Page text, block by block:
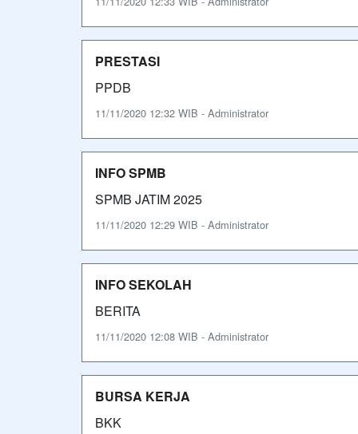
PRESTASI
PPDB
11/11/2020 12:32 WIB - Administrator
INFO SPMB
SPMB JATIM 2025
11/11/2020 12:29 WIB - Administrator
INFO SEKOLAH
BERITA
11/11/2020 12:08 WIB - Administrator
BURSA KERJA
BKK